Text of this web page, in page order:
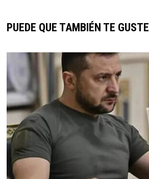
PUEDE QUE TAMBIÉN TE GUSTE